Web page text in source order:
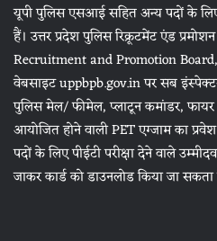
यूपी पुलिस एसआई सहित अन्य पदों के लिए
हैं। उत्तर प्रदेश पुलिस रिक्रूटमेंट एंड
Recruitment and Promotion
वेबसाइट uppbpb.gov.in पर सब
पुलिस मेल/ फीमेल, प्लाटून कमांडर,
आयोजित होने वाली PET एग्जाम का
पदों के लिए पीईटी परीक्षा देने वाले
जाकर कार्ड को डाउनलोड किया जा सकता